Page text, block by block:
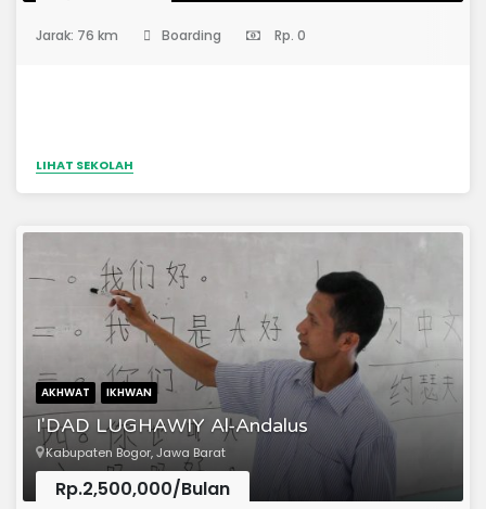
Jarak: 76 km Boarding Rp. 0
LIHAT SEKOLAH
AKHWAT IKHWAN
I'DAD LUGHAWIY Al-Andalus
Kabupaten Bogor, Jawa Barat
Rp.2,500,000/Bulan